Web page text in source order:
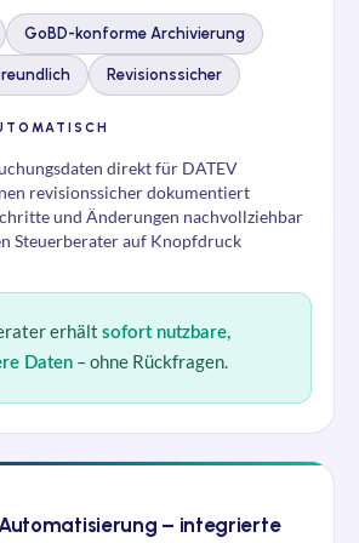
GoBD-konforme Archivierung
Revisionssicher
direkt für DATEV
revisionssicher dokumentiert
und Änderungen nachvollziehbar
Steuerberater auf Knopfdruck
erhält sofort nutzbare,
Daten – ohne Rückfragen.
Automatisierung – integrierte